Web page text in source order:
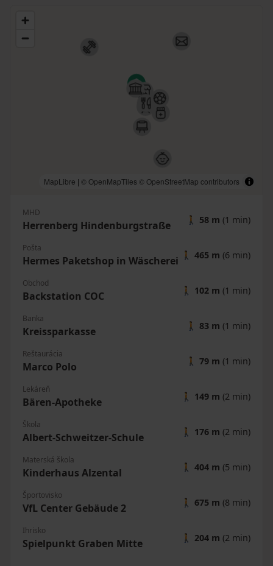
MapLibre | © OpenMapTiles © OpenStreetMap contributors
MHD
Herrenberg Hindenburgstraße 🚶 58 m (1 min)
Pošta
Hermes Paketshop in Wäscherei 🚶 465 m (6 min)
Obchod
Backstation COC 🚶 102 m (1 min)
Banka
Kreissparkasse 🚶 83 m (1 min)
Reštaurácia
Marco Polo 🚶 79 m (1 min)
Lekáreň
Bären-Apotheke 🚶 149 m (2 min)
Škola
Albert-Schweitzer-Schule 🚶 176 m (2 min)
Materská škola
Kinderhaus Alzental 🚶 404 m (5 min)
Športovisko
VfL Center Gebäude 2 🚶 675 m (8 min)
Ihrisko
Spielpunkt Graben Mitte 🚶 204 m (2 min)